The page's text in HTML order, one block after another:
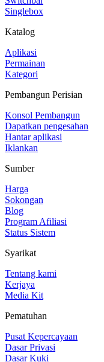
Singlebox
Katalog
Aplikasi
Permainan
Kategori
Pembangun Perisian
Konsol Pembangun
Dapatkan pengesahan
Hantar aplikasi
Iklankan
Sumber
Harga
Sokongan
Blog
Program Afiliasi
Status Sistem
Syarikat
Tentang kami
Kerjaya
Media Kit
Pematuhan
Pusat Kepercayaan
Dasar Privasi
Dasar Kuki